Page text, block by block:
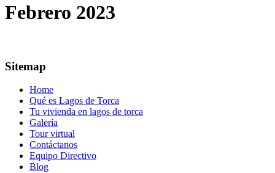
Febrero 2023
Sitemap
Home
Qué es Lagos de Torca
Tu vivienda en lagos de torca
Galería
Tour virtual
Contáctanos
Equipo Directivo
Blog